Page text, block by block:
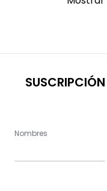
Nombres